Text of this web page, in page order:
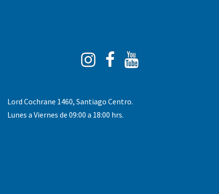
Instagram
Facebook
Tube
Lord Cochrane 1460, Santiago Centro.
Lunes a Viernes de 09:00 a 18:00 hrs.